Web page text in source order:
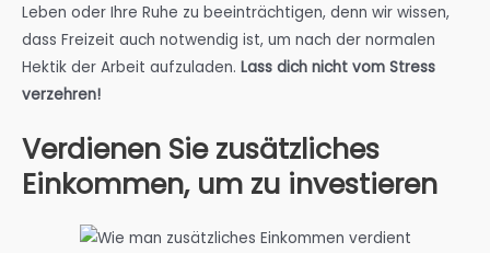
Leben oder Ihre Ruhe zu beeinträchtigen, denn wir wissen,
dass Freizeit auch notwendig ist, um nach der normalen
Hektik der Arbeit aufzuladen. Lass dich nicht vom Stress
verzehren!
Verdienen Sie zusätzliches
Einkommen, um zu investieren